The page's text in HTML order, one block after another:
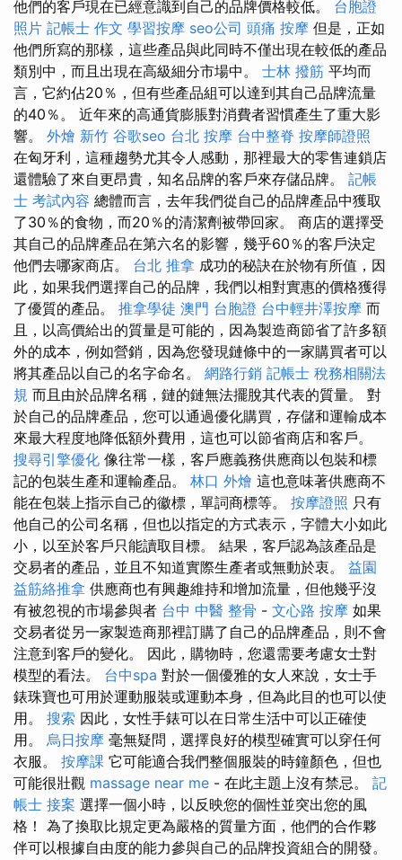
他們的客戶現在已經意識到自己的品牌價格較低。 台胞證
照片 記帳士 作文 學習按摩 seo公司 頭痛 按摩 但是，正如
他們所寫的那樣，這些產品與此同時不僅出現在較低的產品
類別中，而且出現在高級細分市場中。 士林 撥筋 平均而
言，它約佔20％，但有些產品組可以達到其自己品牌流量
的40％。 近年來的高通貨膨脹對消費者習慣產生了重大影
響。 外燴 新竹 谷歌seo 台北 按摩 台中整脊 按摩師證照
在匈牙利，這種趨勢尤其令人感動，那裡最大的零售連鎖店
還體驗了來自更昂貴，知名品牌的客戶來存儲品牌。 記帳
士 考試內容 總體而言，去年我們從自己的品牌產品中獲取
了30％的食物，而20％的清潔劑被帶回家。 商店的選擇受
其自己的品牌產品在第六名的影響，幾乎60％的客戶決定
他們去哪家商店。 台北 推拿 成功的秘訣在於物有所值，因
此，如果我們選擇自己的品牌，我們以相對實惠的價格獲得
了優質的產品。 推拿學徒 澳門 台胞證 台中輕井澤按摩 而
且，以高價給出的質量是可能的，因為製造商節省了許多額
外的成本，例如營銷，因為您發現鏈條中的一家購買者可以
將其產品以自己的名字命名。 網路行銷 記帳士 稅務相關法
規 而且由於品牌名稱，鏈的鏈無法擺脫其代表的質量。 對
於自己的品牌產品，您可以通過優化購買，存儲和運輸成本
來最大程度地降低額外費用，這也可以節省商店和客戶。
搜尋引擎優化 像往常一樣，客戶應義務供應商以包裝和標
記的包裝生產和運輸產品。 林口 外燴 這也意味著供應商不
能在包裝上指示自己的徽標，單詞商標等。 按摩證照 只有
他自己的公司名稱，但也以指定的方式表示，字體大小如此
小，以至於客戶只能讀取目標。 結果，客戶認為該產品是
交易者的產品，並且不知道實際生產者或無動於衷。 益園
益筋絡推拿 供應商也有興趣維持和增加流量，但他幾乎沒
有被忽視的市場參與者 台中 中醫 整骨 - 文心路 按摩 如果
交易者從另一家製造商那裡訂購了自己的品牌產品，則不會
注意到客戶的變化。 因此，購物時，您還需要考慮女士對
模型的看法。 台中spa 對於一個優雅的女人來說，女士手
錶珠寶也可用於運動服裝或運動本身，但為此目的也可以使
用。 搜索 因此，女性手錶可以在日常生活中可以正確使
用。 烏日按摩 毫無疑問，選擇良好的模型確實可以穿任何
衣服。 按摩課 它可能適合我們整個服裝的時鐘顏色，但也
可能很壯觀 massage near me - 在此主題上沒有禁忌。 記
帳士 接案 選擇一個小時，以反映您的個性並突出您的風
格！ 為了換取比規定更為嚴格的質量方面，他們的合作夥
伴可以根據自由度的能力參與自己的品牌投資組合的開發。